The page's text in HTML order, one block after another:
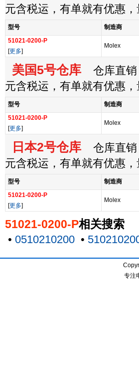
元含税运，有单就有优惠
型号 制造商
51021-0200-P
[更多]
Molex
美国5号仓库 仓库直销
元含税运，有单就有优惠
型号 制造商
51021-0200-P
[更多]
Molex
日本2号仓库 仓库直销
元含税运，有单就有优惠
型号 制造商
51021-0200-P
[更多]
Molex
51021-0200-P相关搜索
• 0510210200 •
专注